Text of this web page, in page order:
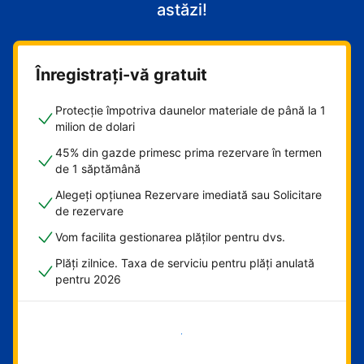
astăzi!
Înregistrați-vă gratuit
Protecție împotriva daunelor materiale de până la 1
milion de dolari
45% din gazde primesc prima rezervare în termen
de 1 săptămână
Alegeți opțiunea Rezervare imediată sau Solicitare
de rezervare
Vom facilita gestionarea plăților pentru dvs.
Plăți zilnice. Taxa de serviciu pentru plăți anulată
pentru 2026
Începeți acum